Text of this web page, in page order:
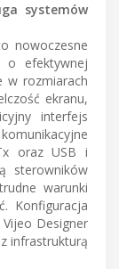
systemów
nowoczesne
o efektywnej
w rozmiarach
ekranu,
interfejs
oraz USB i
sterowników
warunki
Konfiguracja
Designer
infrastrukturą